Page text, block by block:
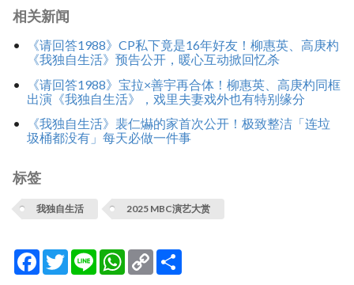
相关新闻
《请回答1988》CP私下竟是16年好友！柳惠英、高庚杓
《我独自生活》预告公开，暖心互动掀回忆杀
《请回答1988》宝拉×善宇再合体！柳惠英、高庚杓同框
出演《我独自生活》，戏里夫妻戏外也有特别缘分
《我独自生活》裴仁爀的家首次公开！极致整洁「连垃
圾桶都没有」每天必做一件事
标签
我独自生活 2025 MBC演艺大赏
Facebook
TwitterLine WhatsApp
Copy
Link